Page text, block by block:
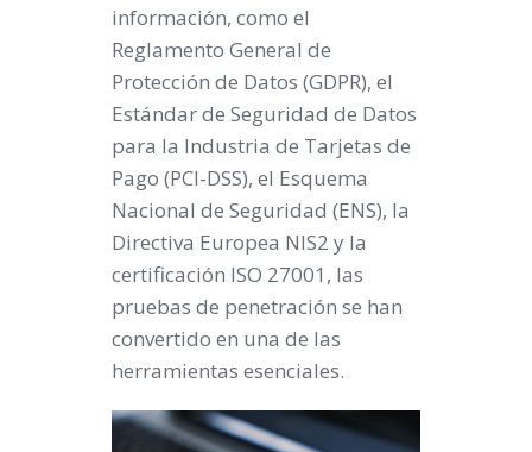
información, como el
Reglamento General de
Protección de Datos (GDPR), el
Estándar de Seguridad de Datos
para la Industria de Tarjetas de
Pago (PCI-DSS), el Esquema
Nacional de Seguridad (ENS), la
Directiva Europea NIS2 y la
certificación ISO 27001, las
pruebas de penetración se han
convertido en una de las
herramientas esenciales.